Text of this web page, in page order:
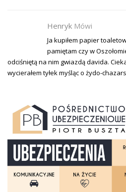
Henryk Mówi
Ja kupiłem papier
pamiętam czy w
odciśniętą na nim gwiazdą davida.
wycierałem tyłek myśląc o żydo-